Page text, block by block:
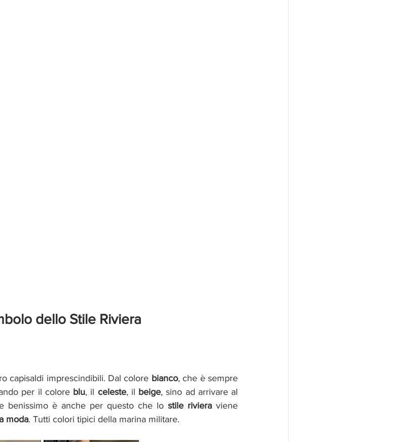
dello Stile Riviera
capisaldi imprescindibili. Dal colore bianco, che è sempre
per il colore blu, il celeste, il beige
benissimo è anche per questo che lo stile riviera viene
moda. Tutti colori tipici della marina militare.